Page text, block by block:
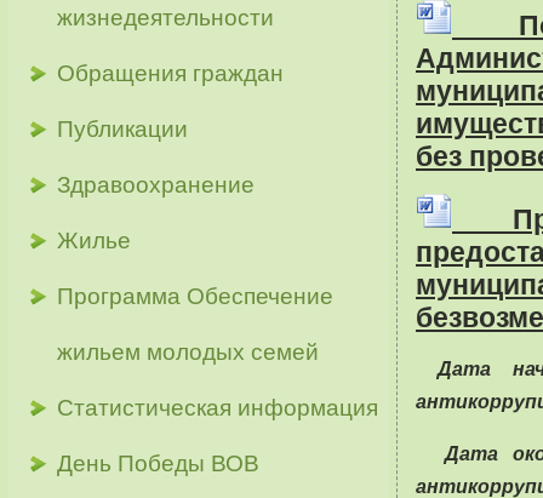
жизнедеятельности
Обращения граждан
Публикации
Здравоохранение
Жилье
Программа Обеспечение
жильем молодых семей
Статистическая информация
День Победы ВОВ
без
Дата
Дата